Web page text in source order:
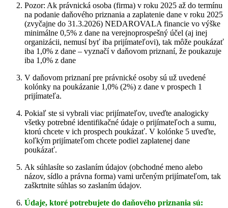
Pozor: Ak právnická osoba (firma) v roku 2025 až do termínu
na podanie daňového priznania a zaplatenie dane v roku 2025
(zvyčajne do 31.3.2026) NEDAROVALA financie vo výške
minimálne 0,5% z dane na verejnoprospešný účel (aj inej
organizácii, nemusí byť iba prijímateľovi), tak môže poukázať
iba 1,0% z dane – vyznačí v daňovom priznaní, že poukazuje
iba 1,0% z dane
V daňovom priznaní pre právnické osoby sú už uvedené
kolónky na poukázanie 1,0% (2%) z dane v prospech 1
prijímateľa.
Pokiaľ ste si vybrali viac prijímateľov, uveďte analogicky
všetky potrebné identifikačné údaje o prijímateľoch a sumu,
ktorú chcete v ich prospech poukázať. V kolónke 5 uveďte,
koľkým prijímateľom chcete podiel zaplatenej dane
poukázať.
Ak súhlasíte so zaslaním údajov (obchodné meno alebo
názov, sídlo a právna forma) vami určeným prijímateľom, tak
zaškrtnite súhlas so zaslaním údajov.
Údaje, ktoré potrebujete do daňového priznania sú: